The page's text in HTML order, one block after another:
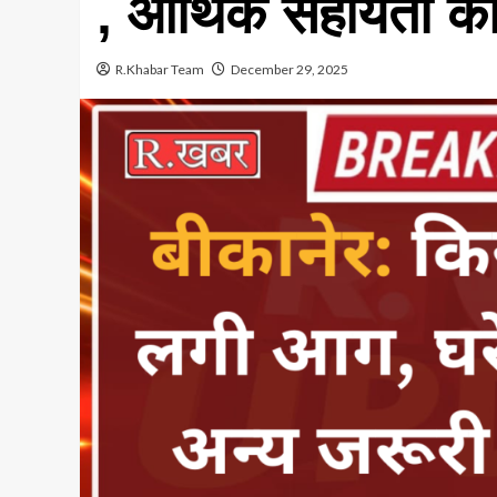
, आर्थिक सहायता
R.Khabar Team December 29, 2025